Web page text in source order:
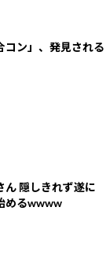
コン」、発見される
ん 隠しきれず遂に
めるwwww